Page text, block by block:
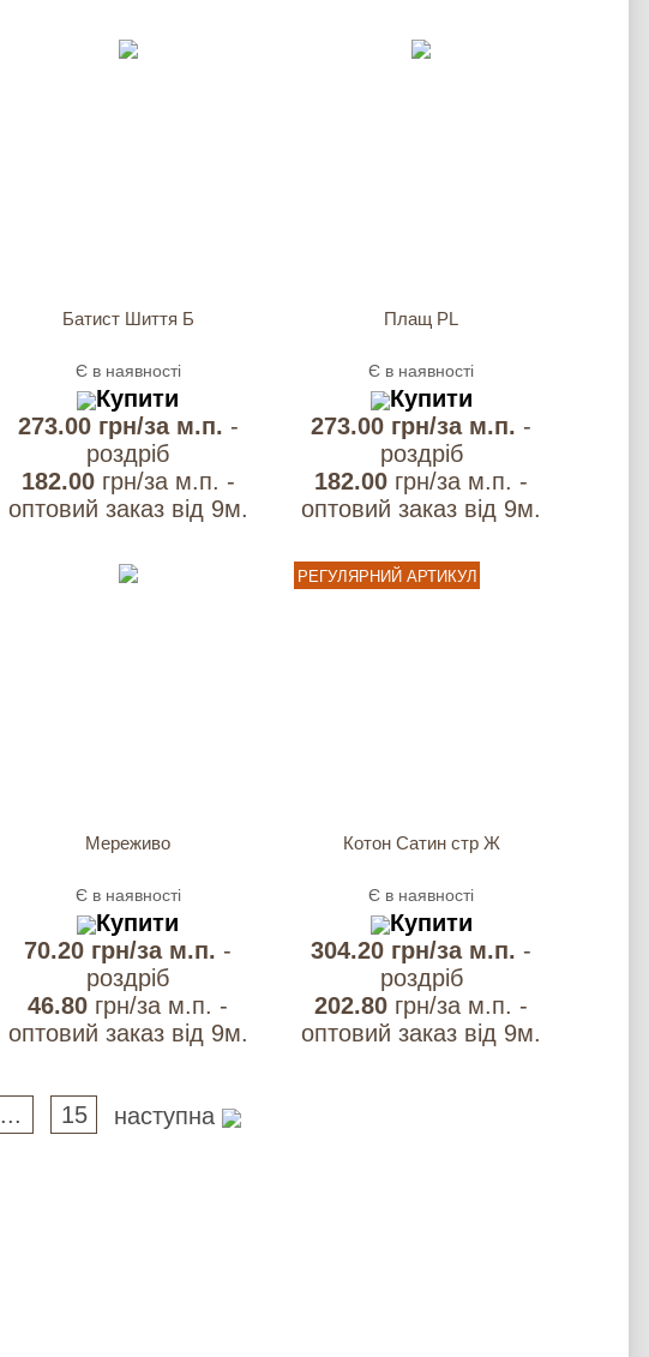
Батист Шиття Б
Є в наявності
Купити
273.00 грн/за м.п. -
роздрiб
182.00 грн/за м.п. -
оптовий заказ вiд 9м.
Плащ PL
Є в наявності
Купити
273.00 грн/за м.п. -
роздрiб
182.00 грн/за м.п. -
оптовий заказ вiд 9м.
Мереживо
Є в наявності
Купити
70.20 грн/за м.п. -
роздрiб
46.80 грн/за м.п. -
оптовий заказ вiд 9м.
РЕГУЛЯРНИЙ АРТИКУЛ
Котон Сатин стр Ж
Є в наявності
Купити
304.20 грн/за м.п. -
роздрiб
202.80 грн/за м.п. -
оптовий заказ вiд 9м.
... 15 наступна